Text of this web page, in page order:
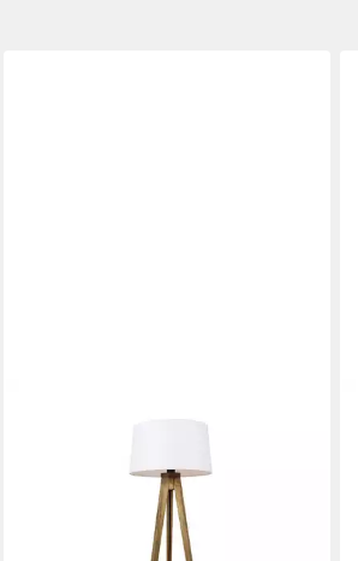
Stehlampe Tripod_classic, ohne
Leuchtmittel, Warmweiß, QAZQA
Stehlampe, e27, Weiß, Holz,
209,00 €